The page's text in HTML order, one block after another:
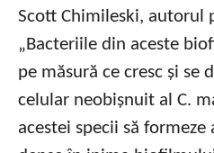
Scott Chimileski, autorul
„Bacteriile din aceste
pe măsură ce cresc și se
celular neobișnuit al C.
acestei specii să